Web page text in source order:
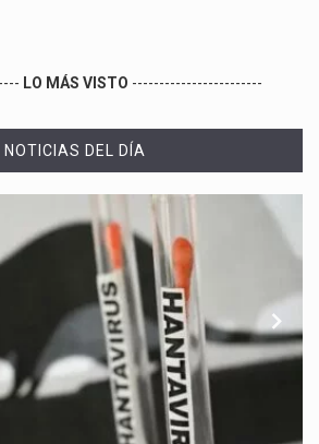
LO MÁS VISTO ------------------------
NOTICIAS DEL DÍA